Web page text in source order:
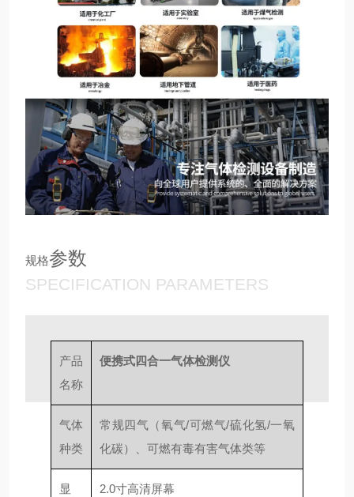
规格参数
SPECIFICATION PARAMETERS
产品
名称
便携式四合一气体检测仪
气体
种类
常规四气（氧气/可燃气/硫化氢/一氧
化碳）、可燃有毒有害气体类等
显
2.0寸高清屏幕